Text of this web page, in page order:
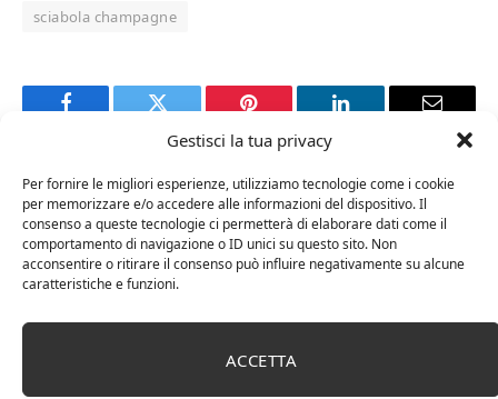
Gestisci la tua privacy
Per fornire le migliori esperienze, utilizziamo tecnologie come i cookie
per memorizzare e/o accedere alle informazioni del dispositivo. Il
consenso a queste tecnologie ci permetterà di elaborare dati come il
comportamento di navigazione o ID unici su questo sito. Non
acconsentire o ritirare il consenso può influire negativamente su alcune
caratteristiche e funzioni.
ACCETTA
sciabola champagne
RELATEDPOSTS